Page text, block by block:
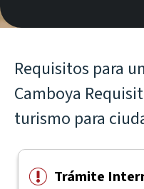
Requisitos para
Camboya
turismo para
Trámite